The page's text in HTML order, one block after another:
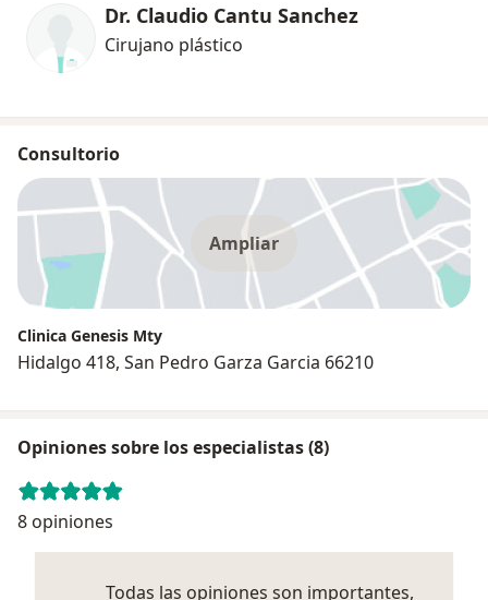
Dr. Claudio Cantu Sanchez
Cirujano plástico
Consultorio
Ampliar
Clinica Genesis Mty
Hidalgo 418, San Pedro Garza Garcia 66210
Opiniones sobre los especialistas (8)
8 opiniones
Todas las opiniones son importantes,